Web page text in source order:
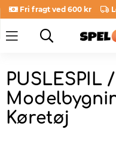
Fri fragt ved 600 kr
PUSLESPIL /
Køretøj